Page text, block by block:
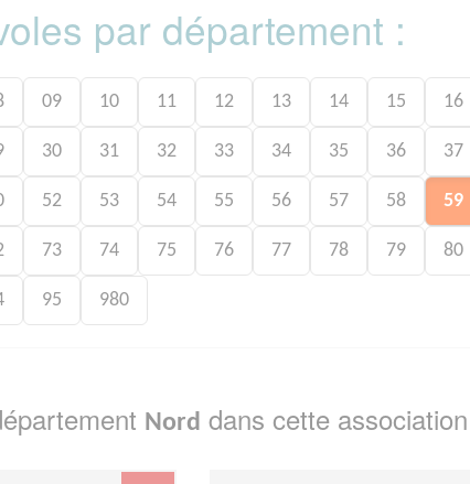
par département :
09 10 11 12 13 14 15 16
30 31 32 33 34 35 36 37
52 53 54 55 56 57 58 59
73 74 75 76 77 78 79 80
95 980
Nord dans cette association